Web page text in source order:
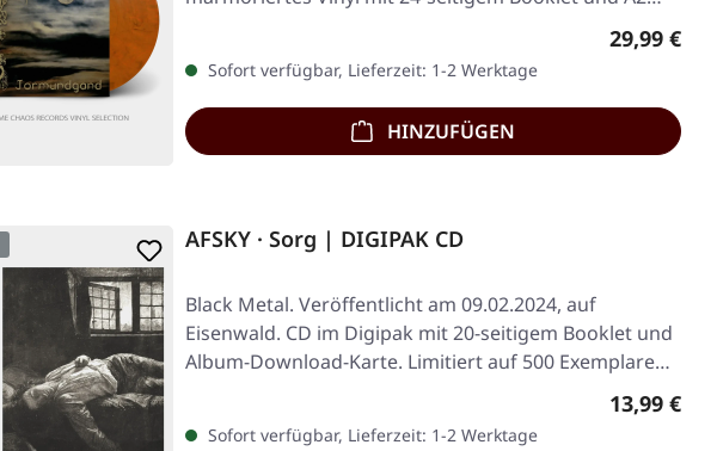
Regulärer
29,99 €
Sofort verfügbar, Lieferzeit: 1-2 Werktage
HINZUFÜGEN
AFSKY · Sorg | DIGIPAK CD
Black Metal. Veröffentlicht am 09.02.2024, auf
Eisenwald. CD im Digipak mit 20-seitigem Booklet und
Album-Download-Karte. Limitiert auf 500 Exemplare…
Regulärer
13,99 €
Sofort verfügbar, Lieferzeit: 1-2 Werktage